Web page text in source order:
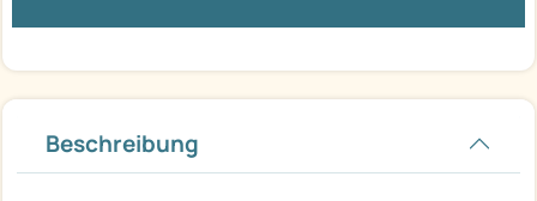
Beschreibung